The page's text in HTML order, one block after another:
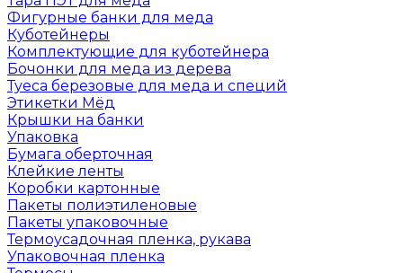
Фигурные банки для меда
Куботейнеры
Комплектующие для куботейнера
Бочонки для меда из дерева
Туеса березовые для меда и специй
Этикетки Мёд
Крышки на банки
Упаковка
Бумага оберточная
Клейкие ленты
Коробки картонные
Пакеты полиэтиленовые
Пакеты упаковочные
Термоусадочная пленка, рукава
Упаковочная пленка